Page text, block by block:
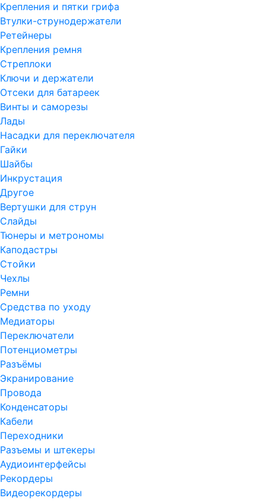
Крепления и пятки грифа
Втулки-струнодержатели
Ретейнеры
Крепления ремня
Стреплоки
Ключи и держатели
Отсеки для батареек
Винты и саморезы
Лады
Насадки для переключателя
Гайки
Шайбы
Инкрустация
Другое
Вертушки для струн
Слайды
Тюнеры и метрономы
Каподастры
Стойки
Чехлы
Ремни
Средства по уходу
Медиаторы
Переключатели
Потенциометры
Разъёмы
Экранирование
Провода
Конденсаторы
Кабели
Переходники
Разъемы и штекеры
Аудиоинтерфейсы
Рекордеры
Видеорекордеры